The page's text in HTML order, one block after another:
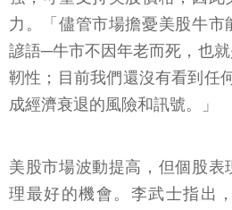
力。「儘管市場擔憂美股牛市
諺語─牛市不因年老而死，也
靭性；目前我們還沒有看到任
成經濟衰退的風險和訊號。」
美股市場波動提高，但個股表
理最好的機會。李武士指出